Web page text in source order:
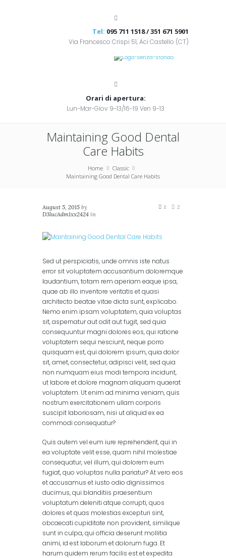
Tel: 095 711 1518 / 351 671 5901
Via Francesco Crispi 51, Aci Castello (CT)
Orari di apertura:
Lun-Mar-Giov 9-13/16-19 Ven 9-13
Maintaining Good Dental
Care Habits
Home
Classic
Maintaining Good Dental Care Habits
August 5, 2015 by
D3lucAdm1xx2424 in
columns),Portfolio (2
Portfolio (3
1 2
Sed ut perspiciatis, unde omnis iste natus
error sit voluptatem accusantium doloremque
laudantium, totam rem aperiam eaque ipsa,
quae ab illo inventore veritatis et quasi
architecto beatae vitae dicta sunt, explicabo.
Nemo enim ipsam voluptatem, quia voluptas
sit, aspernatur aut odit aut fugit, sed quia
consequuntur magni dolores eos, qui ratione
voluptatem sequi nesciunt, neque porro
quisquam est, qui dolorem ipsum, quia dolor
sit, amet, consectetur, adipisci velit, sed quia
non numquam eius modi tempora incidunt,
ut labore et dolore magnam aliquam quaerat
voluptatem. Ut enim ad minima veniam, quis
nostrum exercitationem ullam corporis
suscipit laboriosam, nisi ut aliquid ex ea
commodi consequatur?
Quis autem vel eum iure reprehenderit, qui in
ea voluptate velit esse, quam nihil molestiae
consequatur, vel illum, qui dolorem eum
fugiat, quo voluptas nulla pariatur? At vero eos
et accusamus et iusto odio dignissimos
ducimus, qui blanditiis praesentium
voluptatum deleniti atque corrupti, quos
dolores et quas molestias excepturi sint,
obcaecati cupiditate non provident, similique
sunt in culpa, qui officia deserunt mollitia
animi, id est laborum et dolorum fuga. Et
harum quidem rerum facilis est et expedita